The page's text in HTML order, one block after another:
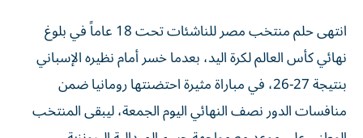
انتهى حلم منتخب مصر للناشئات تحت 18 عاماً في بلوغ
نهائي كأس العالم لكرة اليد، بعدما خسر أمام نظيره الإسباني
بنتيجة 27-26، في مباراة مثيرة احتضنتها رومانيا ضمن
منافسات الدور نصف النهائي اليوم الجمعة، ليبقى المنتخب
الوطني على موعد مع مواجهة حسم الميدالية البرونزية.